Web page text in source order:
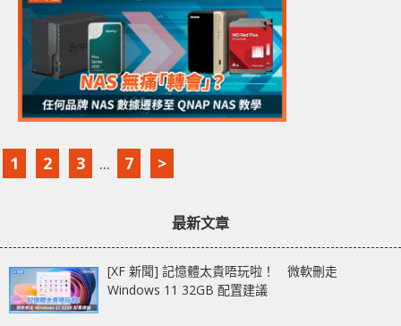
1 2 3 ... 7 >
最新文章
[XF 新聞] 記憶體太貴唔玩啦！ 微軟刪走
Windows 11 32GB 配置建議